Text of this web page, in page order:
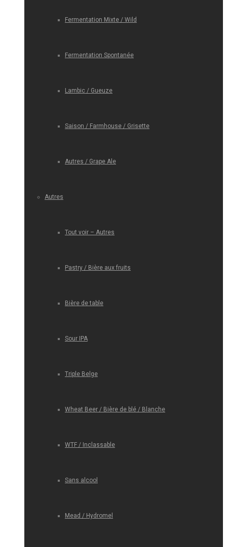
Fermentation Mixte / Wild
Fermentation Spontanée
Lambic / Gueuze
Saison / Farmhouse / Grisette
Autres / Grape Ale
Autres
Tout voir – Autres
Pastry / Bière aux fruits
Bière de table
Sour IPA
Triple Belge
Wheat Beer / Bière de blé / Blanche
WTF / Inclassable
Sans alcool
Mead / Hydromel